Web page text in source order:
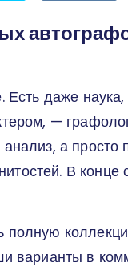
Есть даже
—
а просто
В конце
полную
варианты в